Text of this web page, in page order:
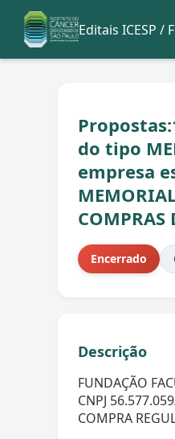
Editais ICESP /
do tipo
empresa
COMPRAS
Encerrado
Descrição
FUNDAÇÃO
CNPJ
COMPRA